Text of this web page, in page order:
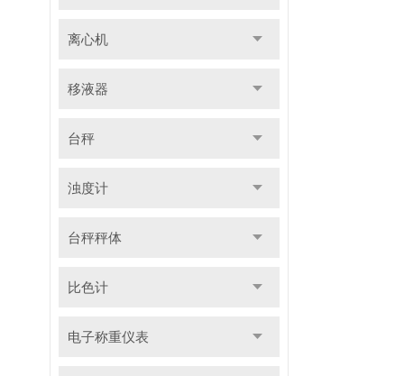
离心机
移液器
台秤
浊度计
台秤秤体
比色计
电子称重仪表